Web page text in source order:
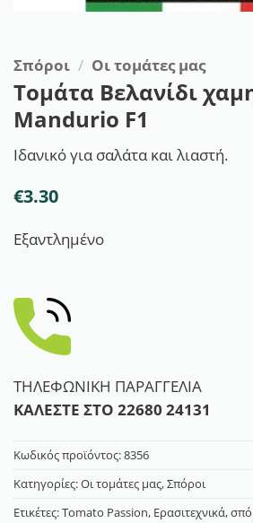
Σπόροι / Οι τομάτες μας
Τομάτα Βελανίδι
Mandurio F1
Ιδανικό για σαλάτα και λιαστή.
€3.30
Εξαντλημένο
ΤΗΛΕΦΩΝΙΚΗ ΠΑΡΑΓΓΕΛΙΑ
ΚΑΛΕΣΤΕ ΣΤΟ 22680 24131
Κωδικός προϊόντος:8356
Κατηγορίες:Οι τομάτες μας,Σπόροι
Ετικέτες:Tomato Passion, Ερασιτεχνικά,